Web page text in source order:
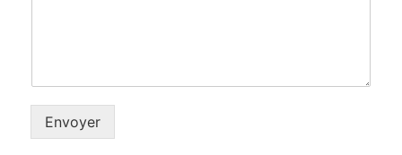
Envoyer